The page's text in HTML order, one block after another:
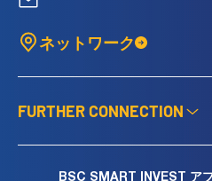
ネットワーク
FURTHER CONNECTION
BSC SMART INVEST ア